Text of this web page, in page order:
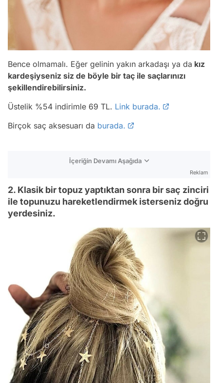
Bence olmamalı. Eğer gelinin yakın arkadaşı ya da kız
kardeşiyseniz siz de böyle bir taç ile saçlarınızı
şekillendirebilirsiniz.
Üstelik %54 indirimle 69 TL. Link burada.
Birçok saç aksesuarı da burada.
İçeriğin Devamı Aşağıda
Reklam
2. Klasik bir topuz yaptıktan sonra bir saç zinciri
ile topunuzu hareketlendirmek isterseniz doğru
yerdesiniz.